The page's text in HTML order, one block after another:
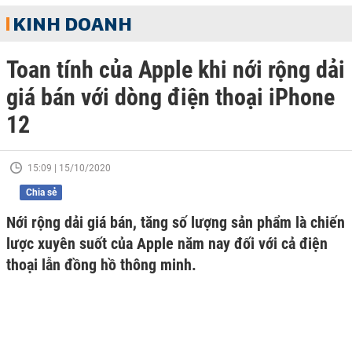
KINH DOANH
Toan tính của Apple khi nới rộng dải
giá bán với dòng điện thoại iPhone
12
15:09 | 15/10/2020
Chia sẻ
Nới rộng dải giá bán, tăng số lượng sản phẩm là chiến
lược xuyên suốt của Apple năm nay đối với cả điện
thoại lẫn đồng hồ thông minh.